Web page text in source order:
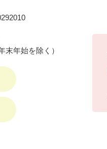
末年始を除く）